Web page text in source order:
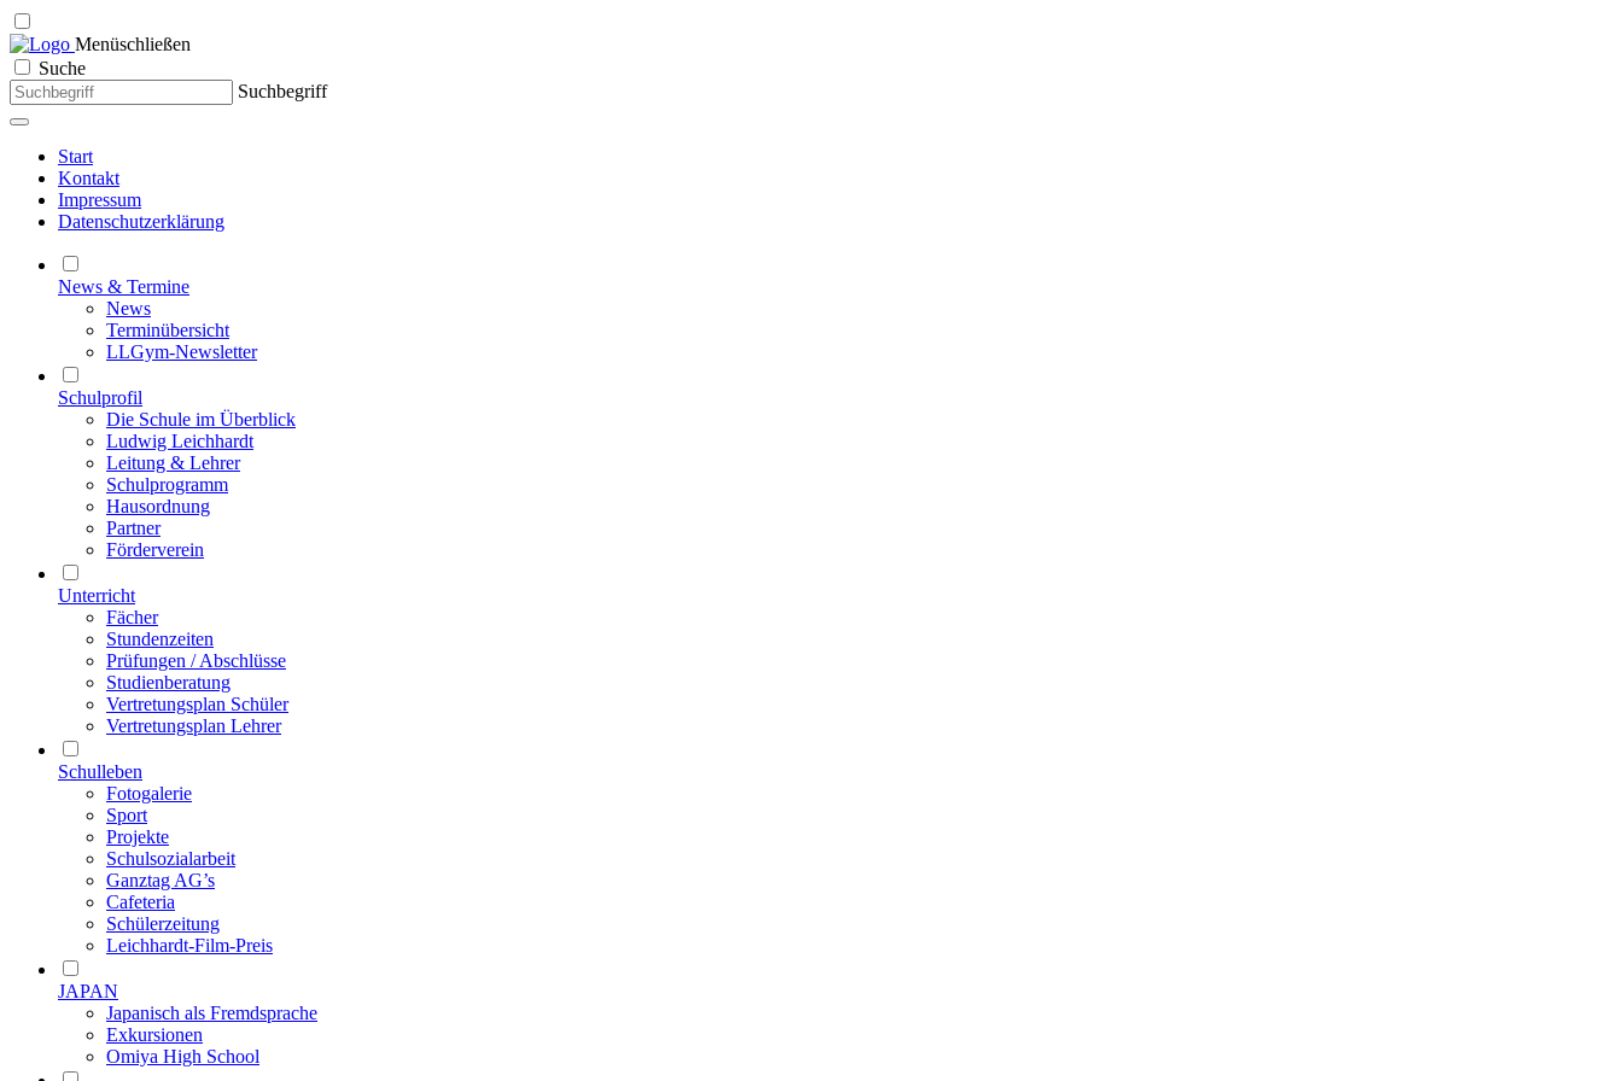
Menüschließen
Suche
Suchbegriff
Start
Kontakt
Impressum
Datenschutzerklärung
News & Termine
News
Terminübersicht
LLGym-Newsletter
Schulprofil
Die Schule im Überblick
Ludwig Leichhardt
Leitung & Lehrer
Schulprogramm
Hausordnung
Partner
Förderverein
Unterricht
Fächer
Stundenzeiten
Prüfungen / Abschlüsse
Studienberatung
Vertretungsplan Schüler
Vertretungsplan Lehrer
Schulleben
Fotogalerie
Sport
Projekte
Schulsozialarbeit
Ganztag AG’s
Cafeteria
Schülerzeitung
Leichhardt-Film-Preis
JAPAN
Japanisch als Fremdsprache
Exkursionen
Omiya High School